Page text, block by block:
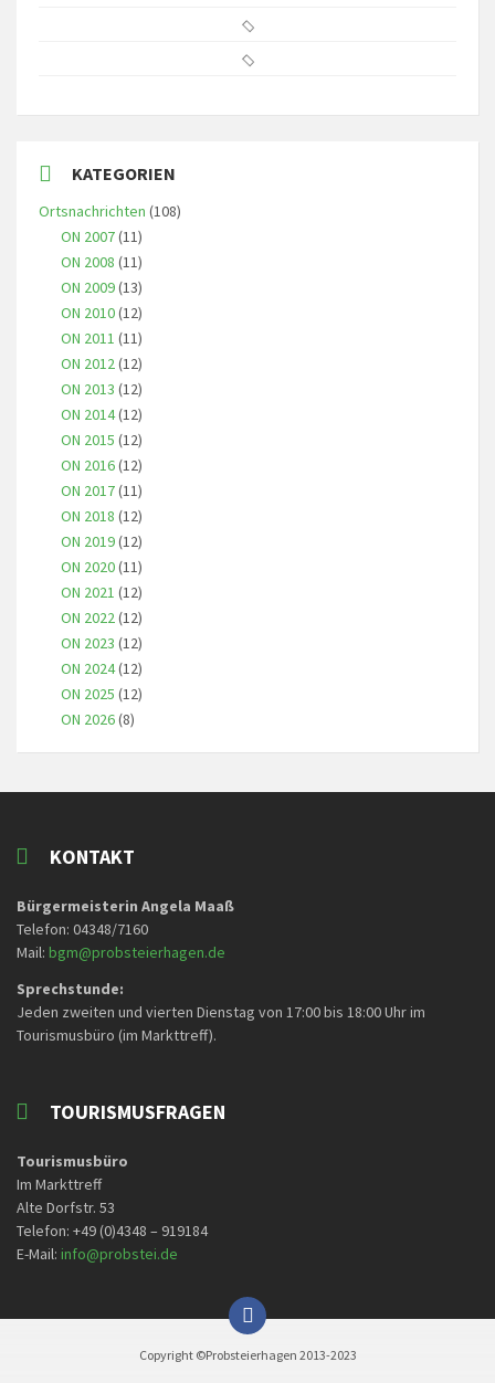
KATEGORIEN
Ortsnachrichten (108)
ON 2007(11)
ON 2008 (11)
ON 2009(13)
ON 2010(12)
ON 2011 (11)
ON 2012(12)
ON 2013 (12)
ON 2014(12)
ON 2015 (12)
ON 2016(12)
ON 2017(11)
ON 2018 (12)
ON 2019(12)
ON 2020(11)
ON 2021 (12)
ON 2022(12)
ON 2023 (12)
ON 2024(12)
ON 2025 (12)
ON 2026(8)
KONTAKT
Bürgermeisterin Angela Maaß
Telefon: 04348/7160
Mail: bgm@probsteierhagen.de
Sprechstunde:
Jeden zweiten und vierten Dienstag von 17:00 bis 18:00 Uhr im
Tourismusbüro (im Markttreff).
TOURISMUSFRAGEN
Tourismusbüro
Im Markttreff
Alte Dorfstr. 53
Telefon: +49 (0)4348 – 919184
E-Mail: info@probstei.de
Copyright ©Probsteierhagen 2013-2023